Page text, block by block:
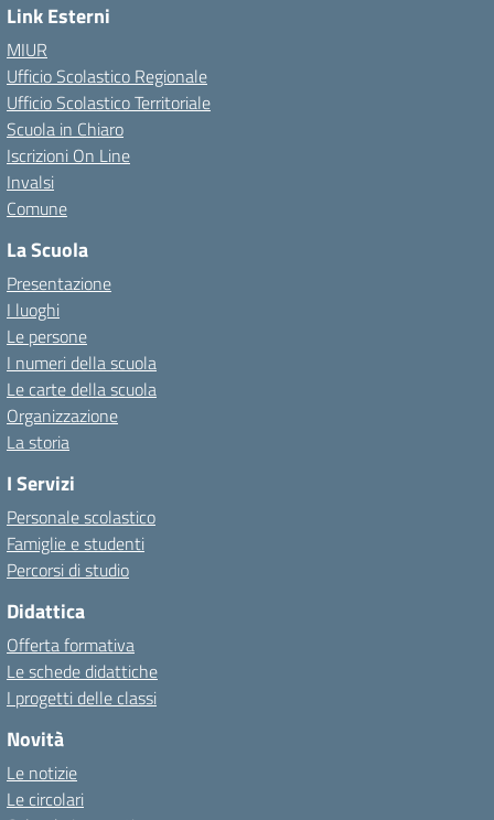
Link Esterni
MIUR
Ufficio Scolastico Regionale
Ufficio Scolastico Territoriale
Scuola in Chiaro
Iscrizioni On Line
Invalsi
Comune
La Scuola
Presentazione
I luoghi
Le persone
I numeri della scuola
Le carte della scuola
Organizzazione
La storia
I Servizi
Personale scolastico
Famiglie e studenti
Percorsi di studio
Didattica
Offerta formativa
Le schede didattiche
I progetti delle classi
Novità
Le notizie
Le circolari